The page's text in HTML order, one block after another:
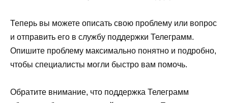
Теперь вы можете описать свою проблему или вопрос
и отправить его в службу поддержки Телеграмм.
Опишите проблему максимально понятно и подробно,
чтобы специалисты могли быстро вам помочь.
Обратите внимание, что поддержка Телеграмм